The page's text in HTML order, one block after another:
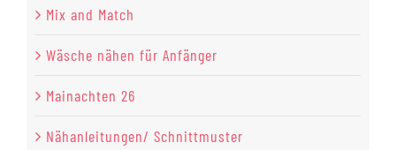
Mix and Match
Wäsche nähen für Anfänger
Mainachten 26
Nähanleitungen/ Schnittmuster